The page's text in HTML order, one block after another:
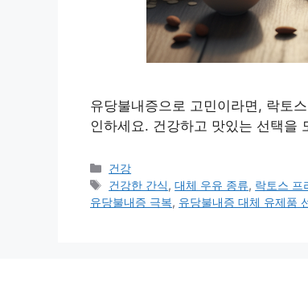
유당불내증으로 고민이라면, 락토
인하세요. 건강하고 맛있는 선택을
카
테
고
건강
태
그
건강한 간식,대체 우유 종류, 락토스 프
유당불내증 극복, 유당불내증 대체 유제품